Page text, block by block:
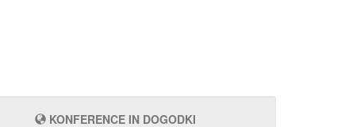
KONFERENCE IN DOGODKI